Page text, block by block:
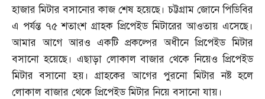
হাজার মিটার বসানোর কাজ শেষ হয়েছে। চট্টগ্রাম জোনে পিডিবির
এ পর্যন্ত ৭৫ শতাংশ গ্রাহক প্রিপেইড মিটারের আওতায় এসেছে।
আমার আগে আরও একটি প্রকল্পের অধীনে প্রিপেইড মিটার
বসানো হয়েছে। এছাড়া লোকাল বাজার থেকে নিয়েও প্রিপেইড
মিটার বসানো হয়। গ্রাহকের আগের পুরনো মিটার নষ্ট হলে
লোকাল বাজার থেকে প্রিপেইড মিটার নিয়ে বসানো যায়।